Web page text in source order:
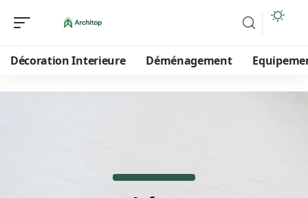
Décoration Interieure Déménagement